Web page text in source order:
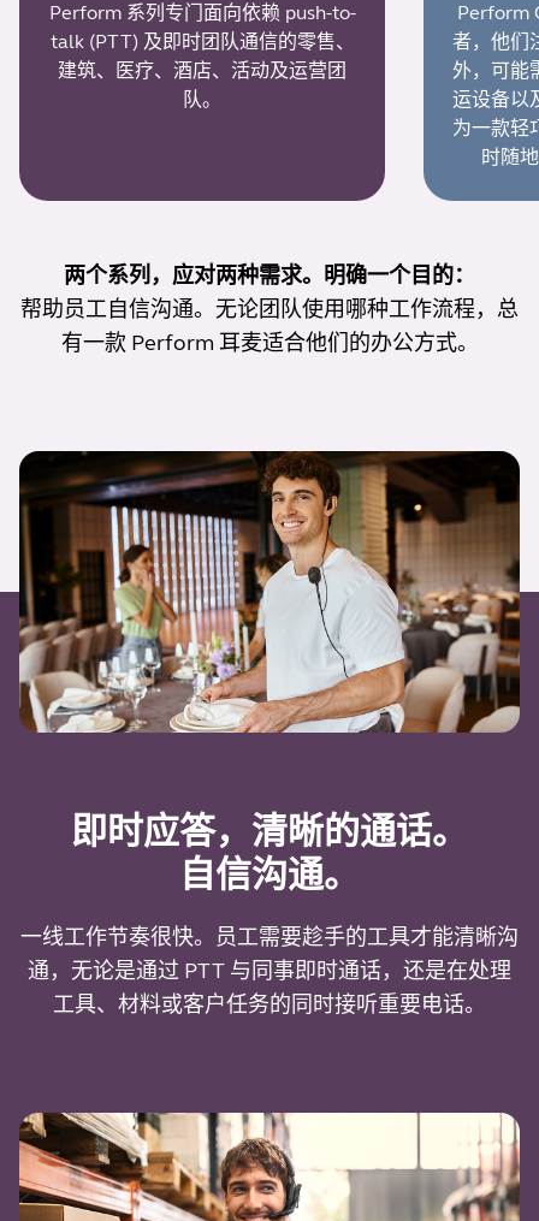
Perform 系列专门面向依赖 push-to-
talk (PTT) 及即时团队通信的零售、
建筑、医疗、酒店、活动及运营团
队。
Perform
者，他们
外，可能
运设备以
为一款轻
时随
两个系列，应对两种需求。明确一个目的：
帮助员工自信沟通。无论团队使用哪种工作流程，总
有一款 Perform 耳麦适合他们的办公方式。
即时应答，清晰的通话。
自信沟通。
一线工作节奏很快。员工需要趁手的工具才能清晰沟
通，无论是通过 PTT 与同事即时通话，还是在处理
工具、材料或客户任务的同时接听重要电话。